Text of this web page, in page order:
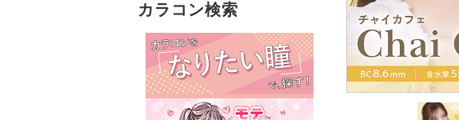
カラコン検索